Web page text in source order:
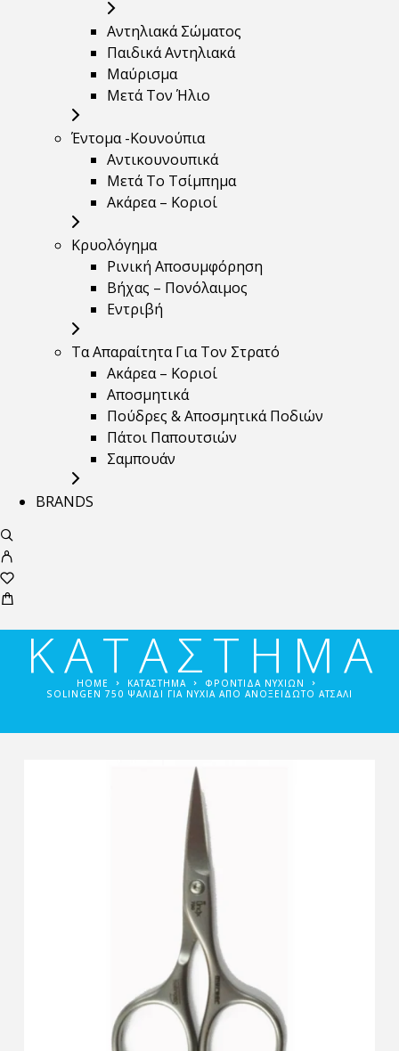
Αντηλιακά Σώματος
Παιδικά Αντηλιακά
Μαύρισμα
Mετά Τον Ήλιο
Έντομα -Κουνούπια
Αντικουνουπικά
Μετά Το Τσίμπημα
Ακάρεα – Κοριοί
Κρυολόγημα
Ρινική Αποσυμφόρηση
Βήχας – Πονόλαιμος
Εντριβή
Τα Απαραίτητα Για Τον Στρατό
Ακάρεα – Κοριοί
Αποσμητικά
Πούδρες & Αποσμητικά Ποδιών
Πάτοι Παπουτσιών
Σαμπουάν
BRANDS
ΚΑΤΑΣΤΗΜΑ
HOME ΚΑΤΑΣΤΗΜΑ
ΦΡΟΝΤΊΔΑ ΝΥΧΙΏΝ
SOLINGEN 750 ΨΑΛΊΔΙ ΓΙΑ ΝΎΧΙΑ ΑΠΌ ΑΝΟΞΕΊΔΩΤΟ ΑΤΣΆΛΙ